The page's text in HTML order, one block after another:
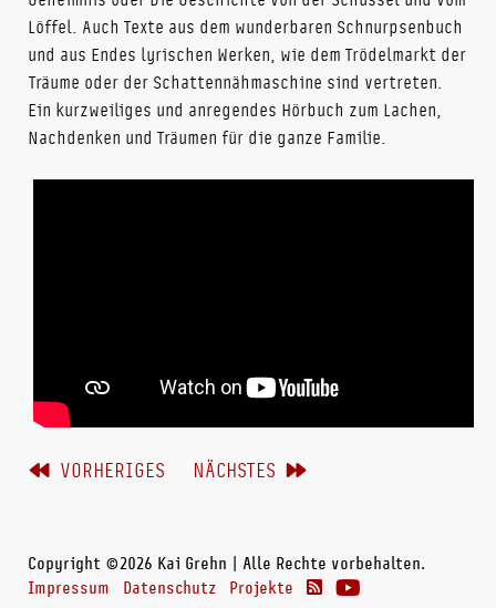
Löffel. Auch Texte aus dem wunderbaren Schnurpsenbuch
und aus Endes lyrischen Werken, wie dem Trödelmarkt der
Träume oder der Schattennähmaschine sind vertreten.
Ein kurzweiliges und anregendes Hörbuch zum Lachen,
Nachdenken und Träumen für die ganze Familie.
VORHERIGES NÄCHSTES
Copyright ©2026 Kai Grehn | Alle Rechte vorbehalten.
Impressum
Datenschutz Projekte